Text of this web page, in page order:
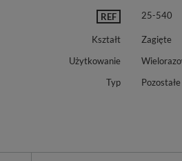
REF 25-540
Kształt
Zagięte
Użytkowanie
Typ
Pozostałe